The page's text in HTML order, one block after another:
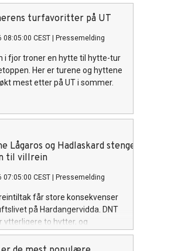
turfavoritter på UT
08:05:00 CEST Pressemelding
i fjor troner en hytte til hytte-tur
Her er turene og hyttene
mest etter på UT i sommer.
Lågaros og Hadlaskard stenges av
til villrein
07:05:00 CEST Pressemelding
får store konsekvenser
på Hardangervidda. DNT
ytterligere to hytter, og
grep for å stanse
av villreinens